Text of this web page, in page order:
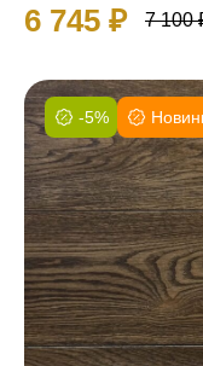
6 745 ₽ 7 100
-5%
Фаска:
Соединение:
Обработка:
Длина:
Ширина:
Толщина: